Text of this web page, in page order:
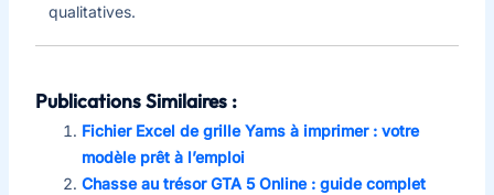
qualitatives.
Publications Similaires :
Fichier Excel de grille Yams à imprimer : votre
modèle prêt à l’emploi
Chasse au trésor GTA 5 Online : guide complet